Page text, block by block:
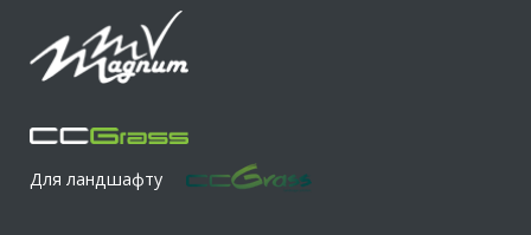
Для ландшафту